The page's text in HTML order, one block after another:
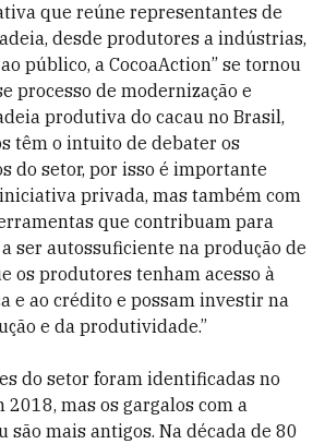
que reúne representantes de
desde produtores a indústrias,
público, a CocoaAction” se tornou
processo de modernização e
produtiva do cacau no Brasil,
têm o intuito de debater os
do setor, por isso é importante
privada, mas também com
que contribuam para
ser autossuficiente na produção de
os produtores tenham acesso à
e ao crédito e possam investir na
e da produtividade.”
do setor foram identificadas no
2018, mas os gargalos com a
são mais antigos. Na década de 80